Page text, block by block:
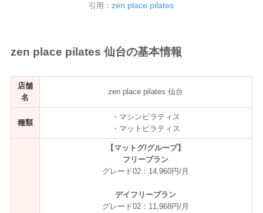
引用： zen place pilates
zen place pilates 仙台の基本情報
店舗
名
zen place pilates 仙台
種類
・マシンピラティス
・マットピラティス
【マットグ/グループ】
フリープラン
グレード02：14,960円/月
デイフリープラン
グレード02：11,968円/月